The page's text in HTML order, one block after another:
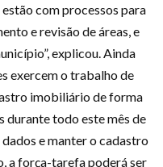
com processos para
e revisão de áreas, e
explicou. Ainda
exercem o trabalho de
imobiliário de forma
durante todo este mês de
e manter o cadastro
a força-tarefa poderá ser